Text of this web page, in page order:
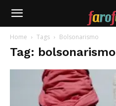
Farofafá
Home Tags Bolsonarismo
Tag: bolsonarismo